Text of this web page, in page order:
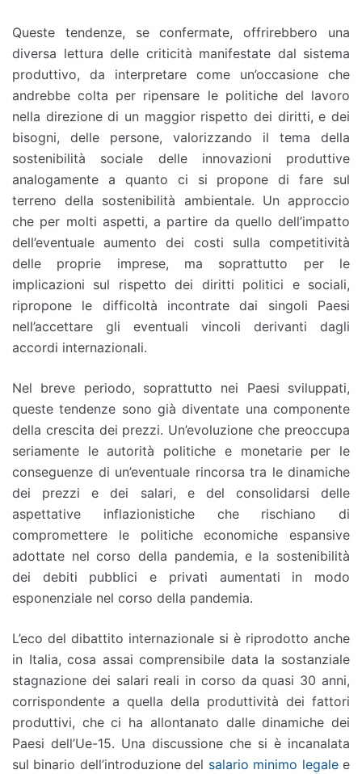
Queste tendenze, se confermate, offrirebbero una
diversa lettura delle criticità manifestate dal sistema
produttivo, da interpretare come un’occasione che
andrebbe colta per ripensare le politiche del lavoro
nella direzione di un maggior rispetto dei diritti, e dei
bisogni, delle persone, valorizzando il tema della
sostenibilità sociale delle innovazioni produttive
analogamente a quanto ci si propone di fare sul
terreno della sostenibilità ambientale. Un approccio
che per molti aspetti, a partire da quello dell’impatto
dell’eventuale aumento dei costi sulla competitività
delle proprie imprese, ma soprattutto per le
implicazioni sul rispetto dei diritti politici e sociali,
ripropone le difficoltà incontrate dai singoli Paesi
nell’accettare gli eventuali vincoli derivanti dagli
accordi internazionali.
Nel breve periodo, soprattutto nei Paesi sviluppati,
queste tendenze sono già diventate una componente
della crescita dei prezzi. Un’evoluzione che preoccupa
seriamente le autorità politiche e monetarie per le
conseguenze di un’eventuale rincorsa tra le dinamiche
dei prezzi e dei salari, e del consolidarsi delle
aspettative inflazionistiche che rischiano di
compromettere le politiche economiche espansive
adottate nel corso della pandemia, e la sostenibilità
dei debiti pubblici e privati aumentati in modo
esponenziale nel corso della pandemia.
L’eco del dibattito internazionale si è riprodotto anche
in Italia, cosa assai comprensibile data la sostanziale
stagnazione dei salari reali in corso da quasi 30 anni,
corrispondente a quella della produttività dei fattori
produttivi, che ci ha allontanato dalle dinamiche dei
Paesi dell’Ue-15. Una discussione che si è incanalata
sul binario dell’introduzione del salario minimo legalee